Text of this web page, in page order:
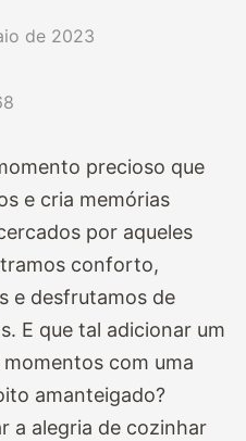
de 2023
precioso que
e cria memórias
por aqueles
conforto,
e desfrutamos de
E que tal adicionar um
com uma
amanteigado?
a alegria de cozinhar